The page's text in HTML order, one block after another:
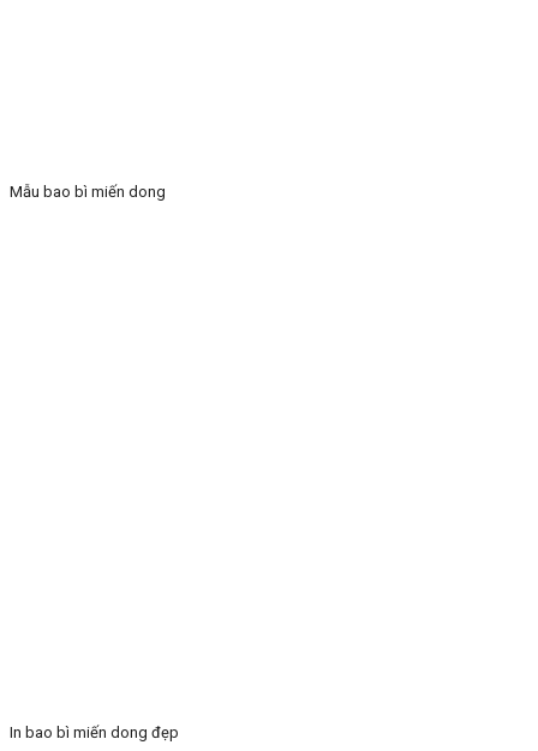
Mẫu bao bì miến dong
In bao bì miến dong đẹp